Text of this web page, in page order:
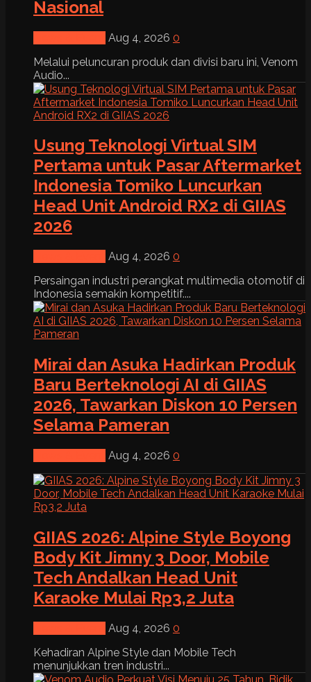
Nasional
Aug 4, 2026 0
Melalui peluncuran produk dan divisi baru ini, Venom
Audio...
Usung Teknologi Virtual SIM
Pertama untuk Pasar Aftermarket
Indonesia Tomiko Luncurkan
Head Unit Android RX2 di GIIAS
2026
Aug 4, 2026 0
Persaingan industri perangkat multimedia otomotif di
Indonesia semakin kompetitif....
Mirai dan Asuka Hadirkan Produk
Baru Berteknologi AI di GIIAS
2026, Tawarkan Diskon 10 Persen
Selama Pameran
Aug 4, 2026 0
GIIAS 2026: Alpine Style Boyong
Body Kit Jimny 3 Door, Mobile
Tech Andalkan Head Unit
Karaoke Mulai Rp3,2 Juta
Aug 4, 2026 0
Kehadiran Alpine Style dan Mobile Tech
menunjukkan tren industri...